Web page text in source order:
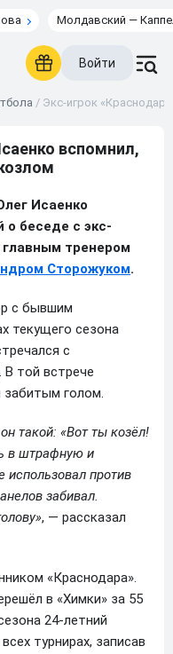
Молдавский —
Войти
/ Экс-игрок
вспомнил,
Исаенко
о беседе с экс-
тренером
Сторожуком.
с бывшим
текущего сезона
с
той встрече
забитым голом.
такой: «Вот ты козёл!
в штрафную и
против
забивал.
, — рассказал
«Краснодара».
в «Химки» за 55
24-летний
турнирах, записав